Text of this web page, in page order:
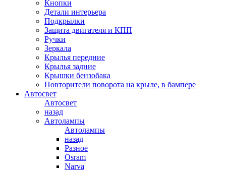
Кнопки
Детали интерьера
Подкрылки
Защита двигателя и КПП
Ручки
Зеркала
Крылья передние
Крылья задние
Крышки бензобака
Повторители поворота на крыле, в бампере
Автосвет
Автосвет
назад
Автолампы
Автолампы
назад
Разное
Osram
Narva